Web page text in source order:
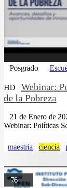
Posgrado
HD
Webinar:
de la Pobreza
21 de Enero de
Webinar: Políticas
maestria ciencia
76